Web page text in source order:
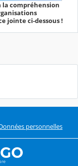
la compréhension
jointe ci-dessous !
personnelles